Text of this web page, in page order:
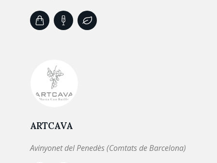
ARTCAVA
Avinyonet del Penedès (Comtats de Barcelona)